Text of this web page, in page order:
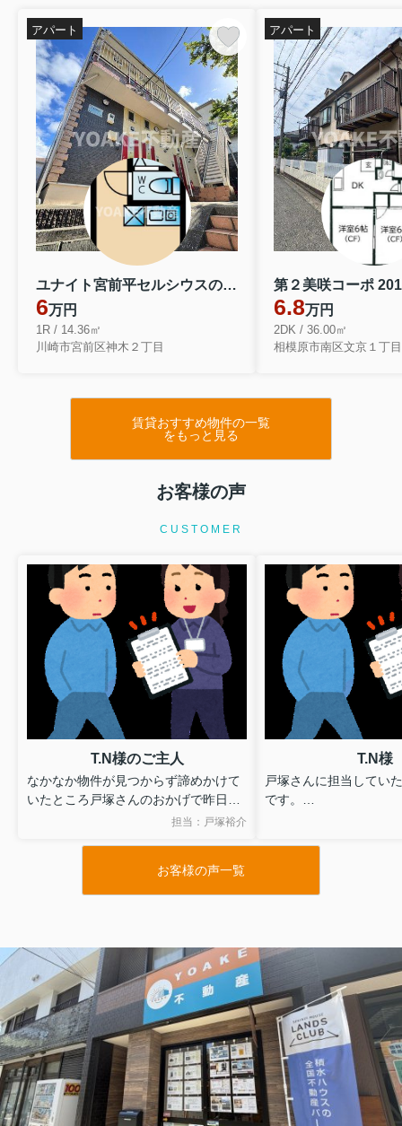
ユナイト宮前平セルシウスの輝き 202
6万円
1R / 14.36㎡
川崎市宮前区神木２丁目
アパート
第２美咲コーポ 201
6.8万円
2DK / 36.00㎡
相模原市南区文京１丁目
アパート
賃貸おすすめ物件の一覧
をもっと見る
お客様の声
CUSTOMER
T.N様のご主人
なかなか物件が見つからず諦めかけて
いたところ戸塚さんのおかげで昨日の
物件に入居することができました。
担当：戸塚裕介
T.N様
戸塚さんに担当してい
です。
また終始親身にご対応
心より感謝しておりま
このたびは本当にあり
した。
また機会がございまし
しくお願いいたします。
お客様の声一覧